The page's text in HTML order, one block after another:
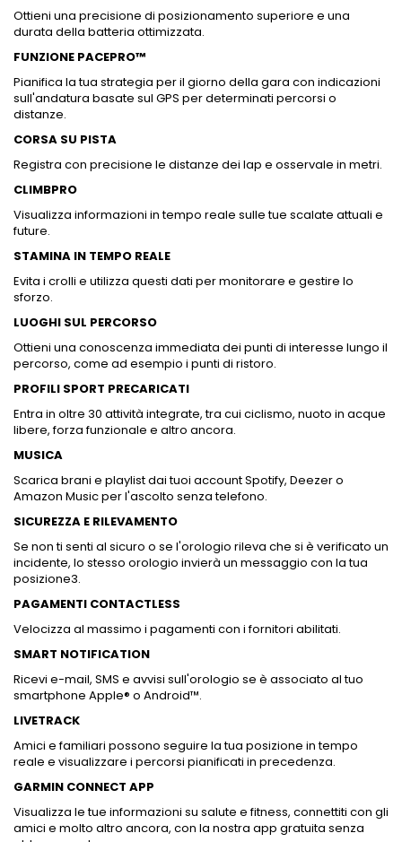
Ottieni una precisione di posizionamento superiore e una
durata della batteria ottimizzata.
FUNZIONE PACEPRO™
Pianifica la tua strategia per il giorno della gara con indicazioni
sull'andatura basate sul GPS per determinati percorsi o
distanze.
CORSA SU PISTA
Registra con precisione le distanze dei lap e osservale in metri.
CLIMBPRO
Visualizza informazioni in tempo reale sulle tue scalate attuali e
future.
STAMINA IN TEMPO REALE
Evita i crolli e utilizza questi dati per monitorare e gestire lo
sforzo.
LUOGHI SUL PERCORSO
Ottieni una conoscenza immediata dei punti di interesse lungo il
percorso, come ad esempio i punti di ristoro.
PROFILI SPORT PRECARICATI
Entra in oltre 30 attività integrate, tra cui ciclismo, nuoto in acque
libere, forza funzionale e altro ancora.
MUSICA
Scarica brani e playlist dai tuoi account Spotify, Deezer o
Amazon Music per l'ascolto senza telefono.
SICUREZZA E RILEVAMENTO
Se non ti senti al sicuro o se l'orologio rileva che si è verificato un
incidente, lo stesso orologio invierà un messaggio con la tua
posizione3.
PAGAMENTI CONTACTLESS
Velocizza al massimo i pagamenti con i fornitori abilitati.
SMART NOTIFICATION
Ricevi e-mail, SMS e avvisi sull'orologio se è associato al tuo
smartphone Apple® o Android™.
LIVETRACK
Amici e familiari possono seguire la tua posizione in tempo
reale e visualizzare i percorsi pianificati in precedenza.
GARMIN CONNECT APP
Visualizza le tue informazioni su salute e fitness, connettiti con gli
amici e molto altro ancora, con la nostra app gratuita senza